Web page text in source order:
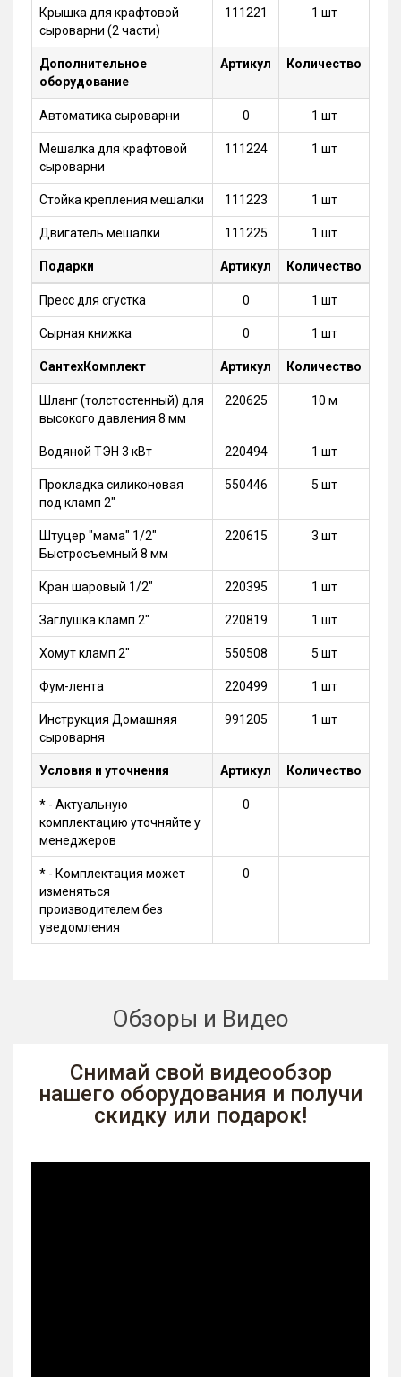
Крышка для крафтовой
сыроварни (2 части)
111221 1 шт
Дополнительное
оборудование
Артикул Количество
Автоматика сыроварни 0 1 шт
Мешалка для крафтовой
сыроварни
111224 1 шт
Стойка крепления мешалки 111223 1 шт
Двигатель мешалки 111225 1 шт
Подарки Артикул Количество
Пресс для сгустка 0 1 шт
Сырная книжка 0 1 шт
СантехКомплект Артикул Количество
Шланг (толстостенный) для
высокого давления 8 мм
220625 10 м
Водяной ТЭН 3 кВт 220494 1 шт
Прокладка силиконовая
под кламп 2"
550446 5 шт
Штуцер "мама" 1/2"
Быстросъемный 8 мм
220615 3 шт
Кран шаровый 1/2" 220395 1 шт
Заглушка кламп 2" 220819 1 шт
Хомут кламп 2" 550508 5 шт
Фум-лента 220499 1 шт
Инструкция Домашняя
сыроварня
991205 1 шт
Условия и уточнения Артикул Количество
* - Актуальную
комплектацию уточняйте у
менеджеров
0
* - Комплектация может
изменяться
производителем без
уведомления
0
Обзоры и Видео
Снимай свой видеообзор
нашего оборудования и получи
скидку или подарок!